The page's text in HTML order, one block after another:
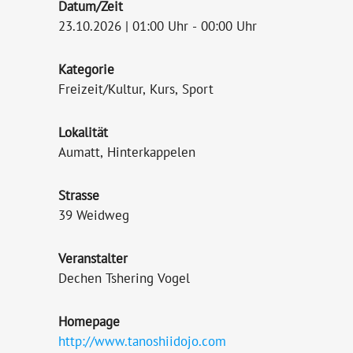
Datum/Zeit
23.10.2026 | 01:00 Uhr - 00:00 Uhr
Kategorie
Freizeit/Kultur, Kurs, Sport
Lokalität
Aumatt, Hinterkappelen
Strasse
39 Weidweg
Veranstalter
Dechen Tshering Vogel
Homepage
http://www.tanoshiidojo.com